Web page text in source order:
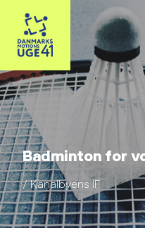
Badminton for
/ Kanalbyens IF